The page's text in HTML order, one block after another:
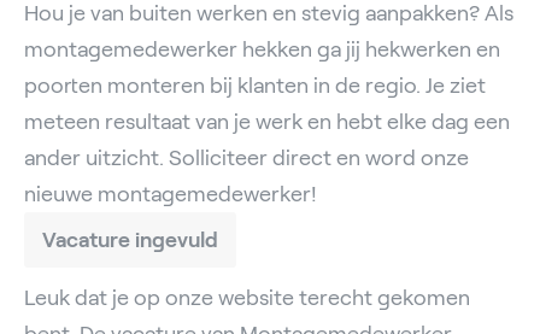
Hou je van buiten werken en stevig aanpakken? Als
montagemedewerker hekken ga jij hekwerken en
poorten monteren bij klanten in de regio. Je ziet
meteen resultaat van je werk en hebt elke dag een
ander uitzicht. Solliciteer direct en word onze
nieuwe montagemedewerker!
Vacature ingevuld
Leuk dat je op onze website terecht gekomen